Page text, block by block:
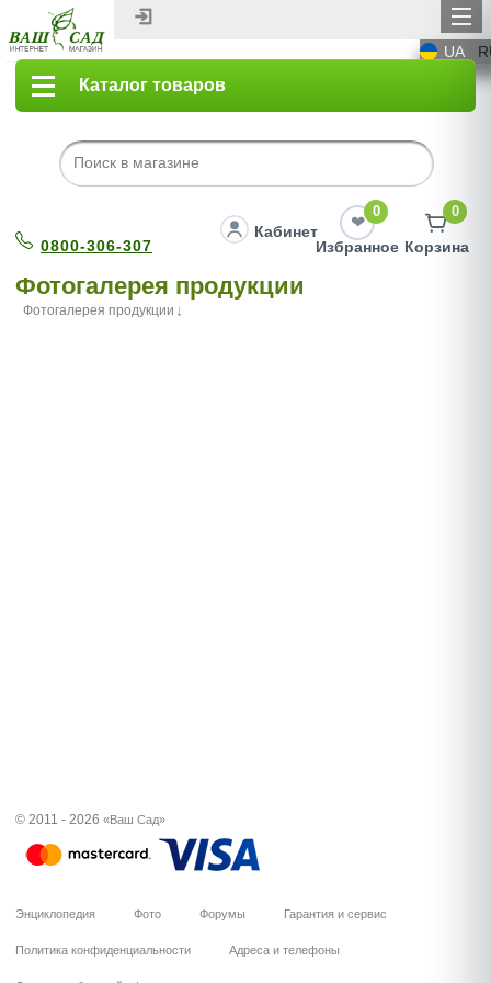
UA
Каталог товаров
0800-306-307
Кабинет
0
Избранное
0
Корзина
Фотогалерея продукции
Фотогалерея продукции
© 2011 - 2026 «Ваш Сад»
Энциклопедия Фото Форумы Гарантия и сервис
Политика конфиденциальности Адреса и телефоны